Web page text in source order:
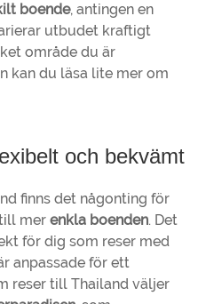
boende, antingen en
utbudet kraftigt
område du är
kan du läsa lite mer om
och bekvämt
finns det någonting för
mer enkla boenden. Det
för dig som reser med
anpassade för ett
reser till Thailand väljer